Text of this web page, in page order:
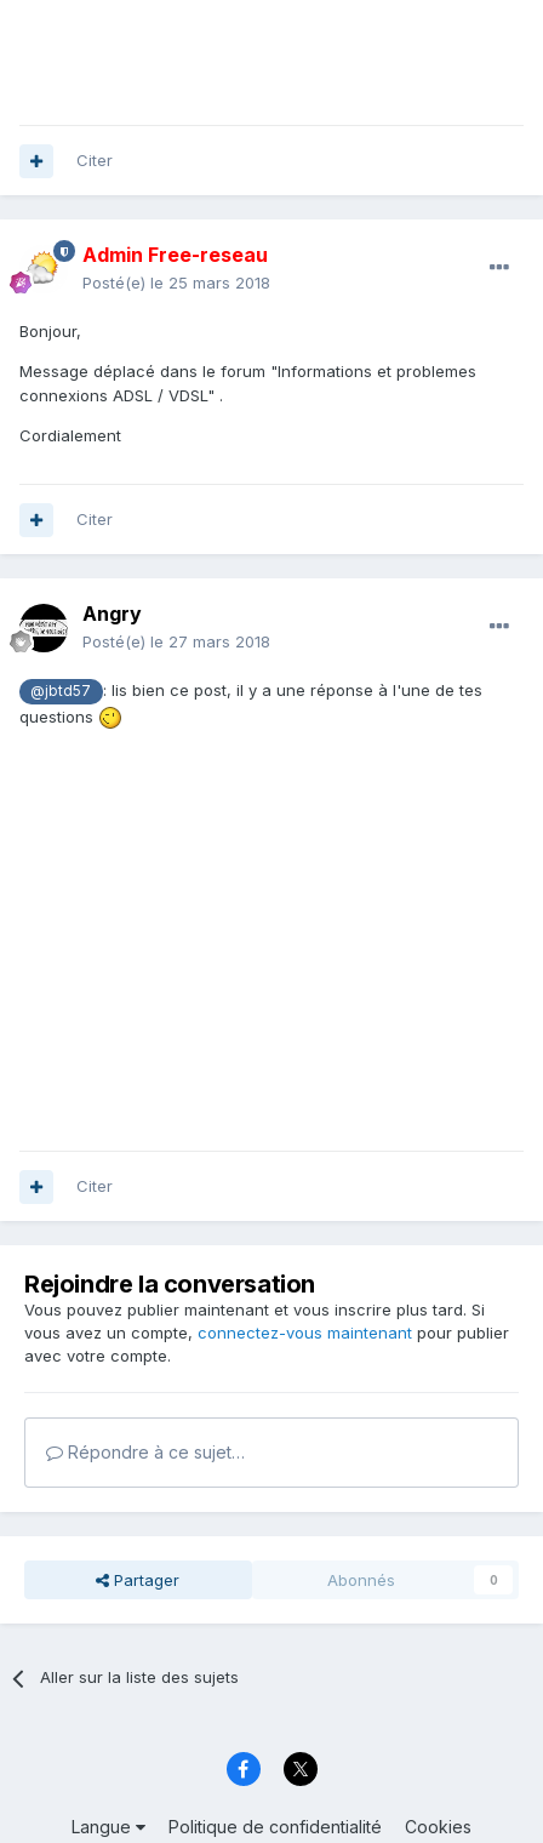
Citer
Admin Free-reseau
Posté(e) le 25 mars 2018
Bonjour,
Message déplacé dans le forum "Informations et problemes
connexions ADSL / VDSL" .
Cordialement
Citer
Angry
Posté(e) le 27 mars 2018
@jbtd57
: lis bien ce post, il y a une réponse à l'une de tes
questions
Citer
Rejoindre la conversation
Vous pouvez publier maintenant et vous inscrire plus tard. Si
vous avez un compte, connectez-vous maintenant pour publier
avec votre compte.
Répondre à ce sujet…
Partager Abonnés 0
Aller sur la liste des sujets
Langue Politique de confidentialité Cookies